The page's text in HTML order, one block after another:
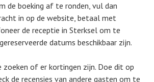
de boeking af te ronden, vul dan
in op de website, betaal met
de receptie in Sterksel om te
datums beschikbaar zijn.
of er kortingen zijn. Doe dit op
de recensies van andere gasten om te